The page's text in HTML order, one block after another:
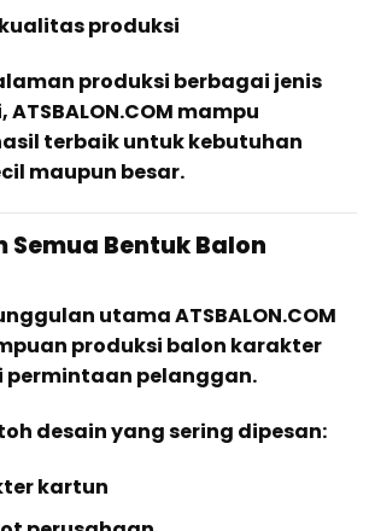
produksi
produksi berbagai jenis
mampu
terbaik untuk kebutuhan
maupun besar.
Semua Bentuk Balon
utama ATSBALON.COM
produksi balon karakter
permintaan pelanggan.
desain yang sering dipesan:
kartun